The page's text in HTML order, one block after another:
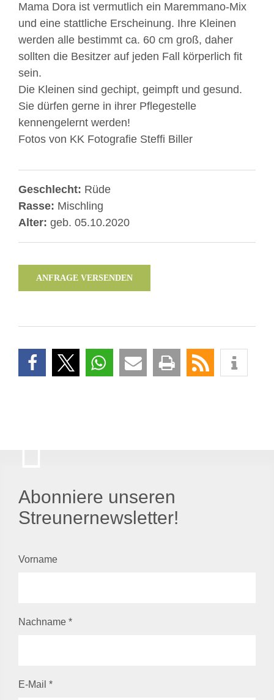
Mama Dora ist vermutlich ein Maremmano-Mix
und eine stattliche Erscheinung. Ihre Kleinen
werden alle bestimmt ca. 60 cm groß, daher
sollten die Besitzer auf jeden Fall körperlich fit
sein.
Die Kleinen sind gechipt, geimpft und gesund.
Sie dürfen gerne in ihrer Pflegestelle
kennengelernt werden!
Fotos von KK Fotografie Steffi Biller
Geschlecht: Rüde
Rasse: Mischling
Alter: geb. 05.10.2020
ANFRAGE VERSENDEN
Abonniere unseren
Streunernewsletter!
Vorname
Nachname *
E-Mail *